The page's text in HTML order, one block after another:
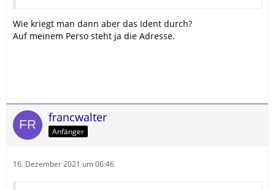
Wie kriegt man dann aber das Ident durch?
Auf meinem Perso steht ja die Adresse.
francwalter
Anfänger
16. Dezember 2021 um 06:46